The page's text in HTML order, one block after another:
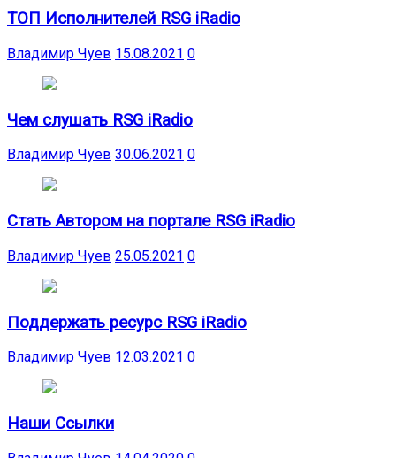
ТОП Исполнителей RSG iRadio
Владимир Чуев 15.08.2021 0
Чем слушать RSG iRadio
Владимир Чуев 30.06.2021 0
Стать Автором на портале RSG iRadio
Владимир Чуев 25.05.2021 0
Поддержать ресурс RSG iRadio
Владимир Чуев 12.03.2021 0
Наши Ссылки